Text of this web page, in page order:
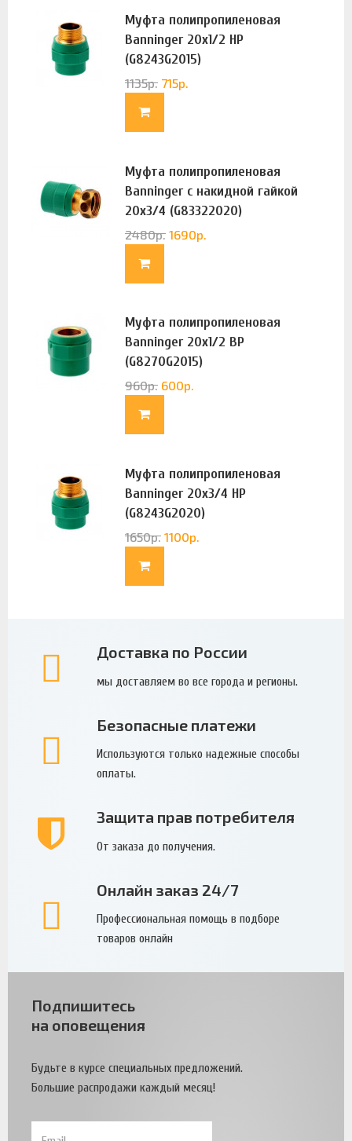
Муфта полипропиленовая
Banninger 20х1/2 НР
(G8243G2015)
1135р. 715р.
Муфта полипропиленовая
Banninger с накидной гайкой
20х3/4 (G83322020)
2480р. 1690р.
Муфта полипропиленовая
Banninger 20х1/2 ВР
(G8270G2015)
960р. 600р.
Муфта полипропиленовая
Banninger 20х3/4 НР
(G8243G2020)
1650р. 1100р.
Доставка по России
мы доставляем во все города и регионы.
Безопасные платежи
Используются только надежные способы
оплаты.
Защита прав потребителя
От заказа до получения.
Онлайн заказ 24/7
Профессиональная помощь в подборе
товаров онлайн
Подпишитесь
на оповещения
Будьте в курсе специальных предложений.
Большие распродажи каждый месяц!